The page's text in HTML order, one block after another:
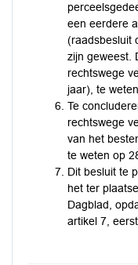
een eerdere
(raadsbesluit
zijn geweest.
rechtswege
jaar), te
Te
rechtswege
van het
te weten op
Dit besluit te
het ter
Dagblad,
artikel 7,